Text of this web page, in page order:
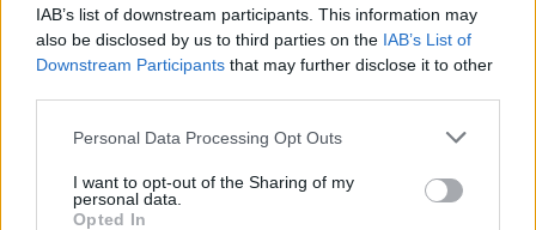
IAB’s list of downstream participants. This information may
also be disclosed by us to third parties on the IAB’s List of
Downstream Participants that may further disclose it to other
Personal Data Processing Opt Outs
I want to opt-out of the Sharing of my
personal data.
Opted In